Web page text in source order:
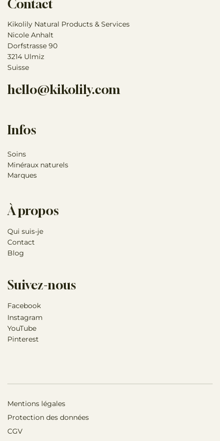
Mentions légales
Protection des données
CGV
Contact
Kikolily Natural Products & Services
Nicole Anhalt
Dorfstrasse 90
3214 Ulmiz
Suisse
hello@kikolily.com
Suivez-nous
Facebook
Instagram
YouTube
Pinterest
Infos
Soins
Minéraux naturels
Marques
À propos
Qui suis-je
Contact
Blog